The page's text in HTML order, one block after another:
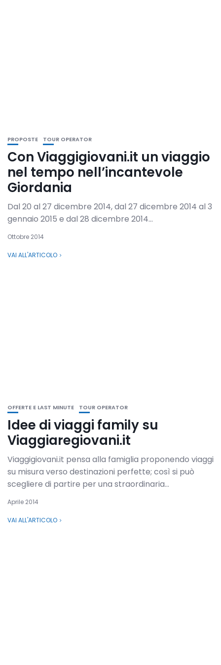
PROPOSTE TOUR OPERATOR
Con Viaggigiovani.it un viaggio
nel tempo nell’incantevole
Giordania
Dal 20 al 27 dicembre 2014, dal 27 dicembre 2014 al 3
gennaio 2015 e dal 28 dicembre 2014...
Ottobre 2014
VAI ALL'ARTICOLO
OFFERTE E LAST MINUTE TOUR OPERATOR
Idee di viaggi family su
Viaggiaregiovani.it
Viaggigiovani.it pensa alla famiglia proponendo viaggi
su misura verso destinazioni perfette; così si può
scegliere di partire per una straordinaria...
Aprile 2014
VAI ALL'ARTICOLO